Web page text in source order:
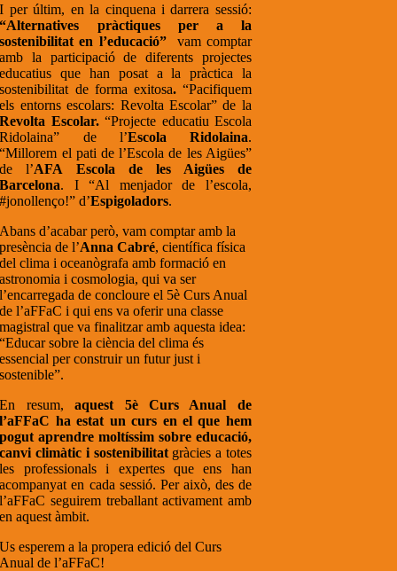
I per últim, en la cinquena i darrera sessió:
“Alternatives pràctiques per a la
sostenibilitat en l’educació”vam comptar
amb la participació de diferents projectes
educatius que han posat a la pràctica la
sostenibilitat de forma exitosa. “Pacifiquem
els entorns escolars: Revolta Escolar” de la
Revolta Escolar.“Projecte educatiu Escola
Ridolaina” de l’Escola Ridolaina.
“Millorem el pati de l’Escola de les Aigües”
de l’AFA Escola de les Aigües de
Barcelona. I “Al menjador de l’escola,
#jonollenço!” d’Espigoladors.
Abans d’acabar però, vam comptar amb la
presència de l’Anna Cabré, científica física
del clima i oceanògrafa amb formació en
astronomia i cosmologia, qui va ser
l’encarregada de concloure el 5è Curs Anual
de l’aFFaC i qui ens va oferir una classe
magistral que va finalitzar amb aquesta idea:
“Educar sobre la ciència del clima és
essencial per construir un futur just i
sostenible”.
En resum,aquest 5è Curs Anual de
l’aFFaC ha estat un curs en el que hem
pogut aprendre moltíssim sobre educació,
canvi climàtic i sostenibilitatgràcies a totes
les professionals i expertes que ens han
acompanyat en cada sessió. Per això, des de
l’aFFaC seguirem treballant activament amb
en aquest àmbit.
Us esperem a la propera edició del Curs
Anual de l’aFFaC!